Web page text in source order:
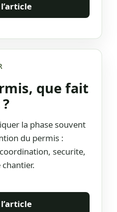
que fait
la phase souvent
du permis :
securite,